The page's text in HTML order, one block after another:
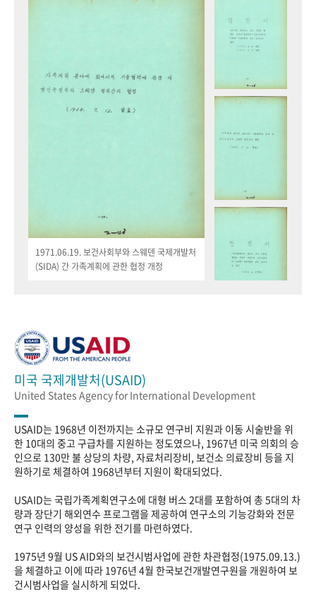
1971.06.19. 보건사회부와 스웨덴 국제개발처
(SIDA) 간 가족계획에 관한 협정 개정
미국 국제개발처(USAID)
United States Agency for International Development
USAID는 1968년 이전까지는 소규모 연구비 지원과 이동 시술반을 위
한 10대의 중고 구급차를 지원하는 정도였으나, 1967년 미국 의회의 승
인으로 130만 불 상당의 차량, 자료처리장비, 보건소 의료장비 등을 지
원하기로 체결하여 1968년부터 지원이 확대되었다.
USAID는 국립가족계획연구소에 대형 버스 2대를 포함하여 총 5대의 차
량과 장단기 해외연수 프로그램을 제공하여 연구소의 기능강화와 전문
연구 인력의 양성을 위한 전기를 마련하였다.
1975년 9월 US AID와의 보건시범사업에 관한 차관협정(1975.09.13.)
을 체결하고 이에 따라 1976년 4월 한국보건개발연구원을 개원하여 보
건시범사업을 실시하게 되었다.